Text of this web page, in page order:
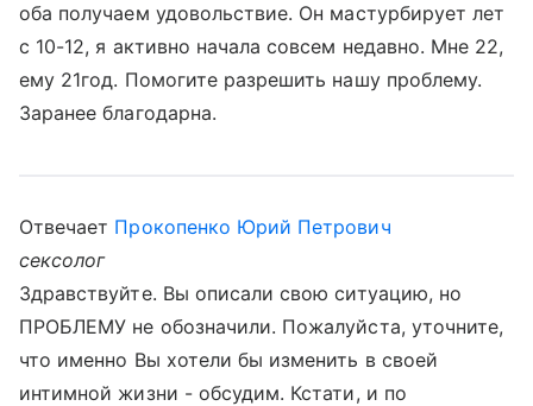
оба получаем удовольствие. Он мастурбирует лет
с 10-12, я активно начала совсем недавно. Мне 22,
ему 21год. Помогите разрешить нашу проблему.
Заранее благодарна.
Отвечает Прокопенко Юрий Петрович
сексолог
Здравствуйте. Вы описали свою ситуацию, но
ПРОБЛЕМУ не обозначили. Пожалуйста, уточните,
что именно Вы хотели бы изменить в своей
интимной жизни - обсудим. Кстати, и по